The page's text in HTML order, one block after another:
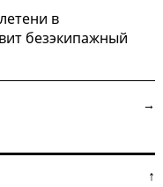
в
безэкипажный
новости →
↑